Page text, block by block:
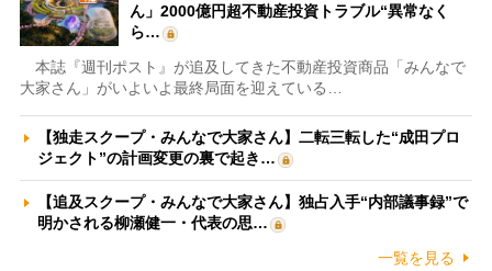
ん」2000億円超不動産投資トラブル“異常なく
ら…
本誌『週刊ポスト』が追及してきた不動産投資商品「みんなで
大家さん」がいよいよ最終局面を迎えている…
【独走スクープ・みんなで大家さん】二転三転した“成田プロ
ジェクト”の計画変更の裏で起き…
【追及スクープ・みんなで大家さん】独占入手“内部議事録”で
明かされる柳瀬健一・代表の思…
一覧を見る